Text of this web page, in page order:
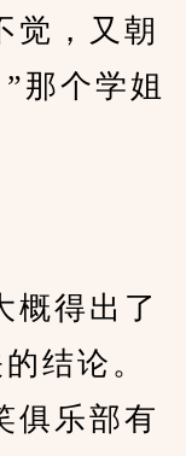
，又朝
那个学姐
得出了
结论。
乐部有